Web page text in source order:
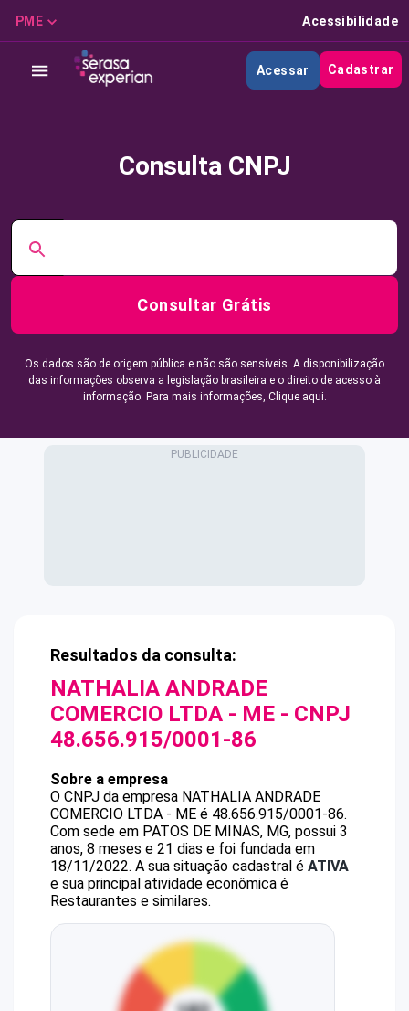
PME Acessibilidade
Acessar Cadastrar
Consulta CNPJ
Consultar Grátis
Os dados são de origem pública e não são sensíveis. A disponibilização
das informações observa a legislação brasileira e o direito de acesso à
informação. Para mais informações, Clique aqui.
Resultados da consulta:
NATHALIA ANDRADE
COMERCIO LTDA - ME - CNPJ
48.656.915/0001-86
Sobre a empresa
O CNPJ da empresa NATHALIA ANDRADE
COMERCIO LTDA - ME é 48.656.915/0001-86.
Com sede em PATOS DE MINAS, MG, possui 3
anos, 8 meses e 21 dias e foi fundada em
18/11/2022. A sua situação cadastral é ATIVA
e sua principal atividade econômica é
Restaurantes e similares.